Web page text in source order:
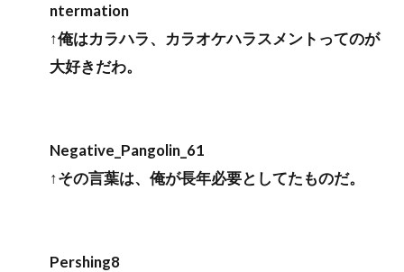
ntermation
↑俺はカラハラ、カラオケハラスメントってのが
大好きだわ。
Negative_Pangolin_61
↑その言葉は、俺が長年必要としてたものだ。
Pershing8